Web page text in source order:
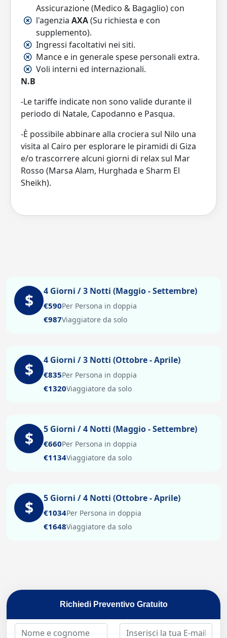
Assicurazione (Medico & Bagaglio) con
l'agenzia AXA(Su richiesta e con
supplemento).
Ingressi facoltativi nei siti.
Mance e in generale spese personali extra.
Voli interni ed internazionali.
N.B
-Le tariffe indicate non sono valide durante il
periodo di Natale, Capodanno e Pasqua.
-È possibile abbinare alla crociera sul Nilo una
visita al Cairo per esplorare le piramidi di Giza
e/o trascorrere alcuni giorni di relax sul Mar
Rosso (Marsa Alam, Hurghada e Sharm El
Sheikh).
$ 4 Giorni / 3 Notti (Maggio - Settembre)
€590Per Persona in doppia
€987Viaggiatore da solo
$ 4 Giorni / 3 Notti (Ottobre - Aprile)
€835Per Persona in doppia
€1320Viaggiatore da solo
$ 5 Giorni / 4 Notti (Maggio - Settembre)
€660Per Persona in doppia
€1134Viaggiatore da solo
$ 5 Giorni / 4 Notti (Ottobre - Aprile)
€1034Per Persona in doppia
€1648Viaggiatore da solo
Richiedi Preventivo Gratuito